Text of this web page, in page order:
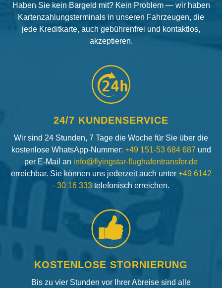
Haben Sie kein Bargeld mit? Kein Problem — wir haben
Kartenzahlungsterminals in unseren Fahrzeugen, die
jede Kreditkarte, auch gebührenfrei und kontaktlos,
akzeptieren.
24h
24/7 KUNDENSERVICE
Wir sind 24 Stunden, 7 Tage die Woche für Sie über die
kostenlose WhatsApp-Nummer: +49 151-53 684 687 und
per E-Mail an info@flyingstar-flughafentransfer.de
erreichbar. Sie können uns jederzeit auch unter +49 6142
- 30 16 333 telefonisch erreichen.
KOSTENLOSE STORNIERUNG
Bis zu vier Stunden vor Ihrer Abreise sind alle